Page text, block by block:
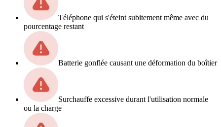
Téléphone qui s'éteint subitement même avec du
pourcentage restant
Batterie gonflée causant une déformation du boîtier
Surchauffe excessive durant l'utilisation normale
ou la charge